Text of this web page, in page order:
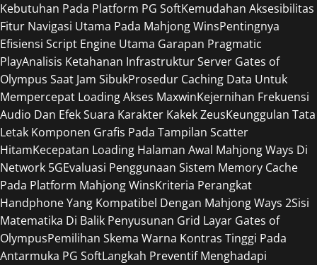
Kebutuhan Pada Platform PG SoftKemudahan Aksesibilitas
Fitur Navigasi Utama Pada Mahjong WinsPentingnya
Efisiensi Script Engine Utama Garapan Pragmatic
PlayAnalisis Ketahanan Infrastruktur Server Gates of
Olympus Saat Jam SibukProsedur Caching Data Untuk
Mempercepat Loading Akses MaxwinKejernihan Frekuensi
Audio Dan Efek Suara Karakter Kakek ZeusKeunggulan Tata
Letak Komponen Grafis Pada Tampilan Scatter
HitamKecepatan Loading Halaman Awal Mahjong Ways Di
Network 5GEvaluasi Penggunaan Sistem Memory Cache
Pada Platform Mahjong WinsKriteria Perangkat
Handphone Yang Kompatibel Dengan Mahjong Ways 2Sisi
Matematika Di Balik Penyusunan Grid Layar Gates of
OlympusPemilihan Skema Warna Kontras Tinggi Pada
Antarmuka PG SoftLangkah Preventif Menghadapi